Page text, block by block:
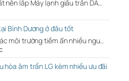
nên lắp Máy lạnh giấu trần DA…
Bình Dương ở đâu tốt
môi trường tiềm ẩn nhiều ngu…
hòa âm trần LG kèm nhiều ưu đãi